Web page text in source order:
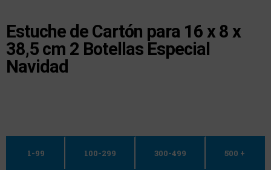
Estuche de Cartón para 16 x 8 x
38,5 cm 2 Botellas Especial
Navidad
1-99 100-299 300-499 500 +